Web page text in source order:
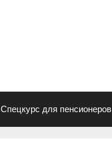
Спецкурс для пенсионеров